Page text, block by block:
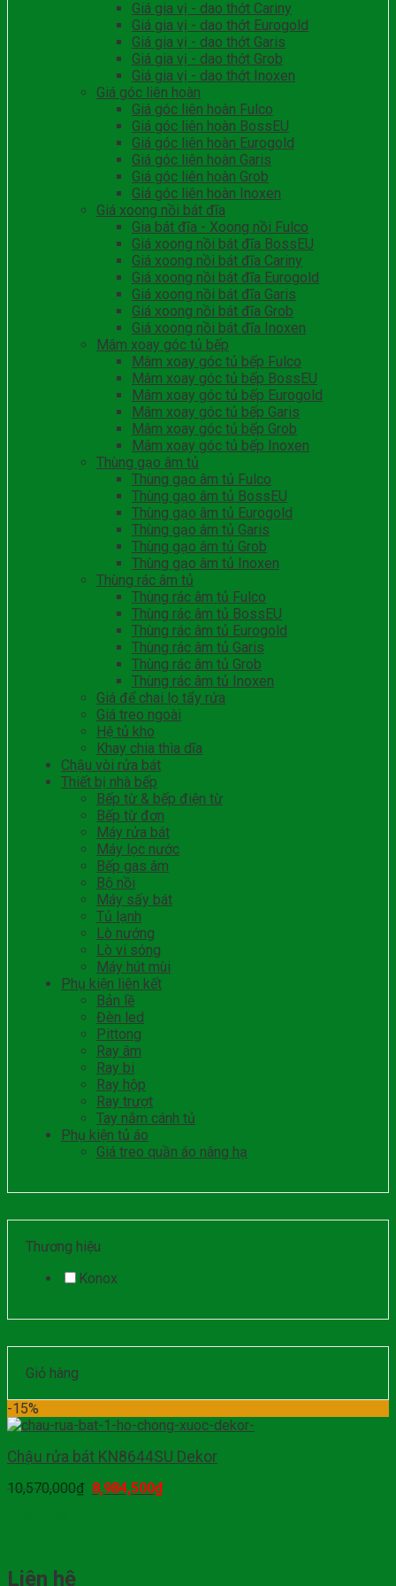
Giá gia vị - dao thớt Cariny
Giá gia vị - dao thớt Eurogold
Giá gia vị - dao thớt Garis
Giá gia vị - dao thớt Grob
Giá gia vị - dao thớt Inoxen
Giá góc liên hoàn
Giá góc liên hoàn Fulco
Giá góc liên hoàn BossEU
Giá góc liên hoàn Eurogold
Giá góc liên hoàn Garis
Giá góc liên hoàn Grob
Giá góc liên hoàn Inoxen
Giá xoong nồi bát đĩa
Gia bát đĩa - Xoong nồi Fulco
Giá xoong nồi bát đĩa BossEU
Giá xoong nồi bát đĩa Cariny
Giá xoong nồi bát đĩa Eurogold
Giá xoong nồi bát đĩa Garis
Giá xoong nồi bát đĩa Grob
Giá xoong nồi bát đĩa Inoxen
Mâm xoay góc tủ bếp
Mâm xoay góc tủ bếp Fulco
Mâm xoay góc tủ bếp BossEU
Mâm xoay góc tủ bếp Eurogold
Mâm xoay góc tủ bếp Garis
Mâm xoay góc tủ bếp Grob
Mâm xoay góc tủ bếp Inoxen
Thùng gạo âm tủ
Thùng gạo âm tủ Fulco
Thùng gạo âm tủ BossEU
Thùng gạo âm tủ Eurogold
Thùng gạo âm tủ Garis
Thùng gạo âm tủ Grob
Thùng gạo âm tủ Inoxen
Thùng rác âm tủ
Thùng rác âm tủ Fulco
Thùng rác âm tủ BossEU
Thùng rác âm tủ Eurogold
Thùng rác âm tủ Garis
Thùng rác âm tủ Grob
Thùng rác âm tủ Inoxen
Giá để chai lọ tẩy rửa
Giá treo ngoài
Hệ tủ kho
Khay chia thìa dĩa
Chậu vòi rửa bát
Thiết bị nhà bếp
Bếp từ & bếp điện từ
Bếp từ đơn
Máy rửa bát
Máy lọc nước
Bếp gas âm
Bộ nồi
Máy sấy bát
Tủ lạnh
Lò nướng
Lò vi sóng
Máy hút mùi
Phụ kiện liên kết
Bản lề
Đèn led
Pittong
Ray âm
Ray bi
Ray hộp
Ray trượt
Tay nắm cánh tủ
Phụ kiện tủ áo
Giá treo quần áo nâng hạ
Thương hiệu
Konox
Giỏ hàng
-15%
Chậu rửa bát KN8644SU Dekor
10,570,000₫ 8,984,500₫
Liên hệ